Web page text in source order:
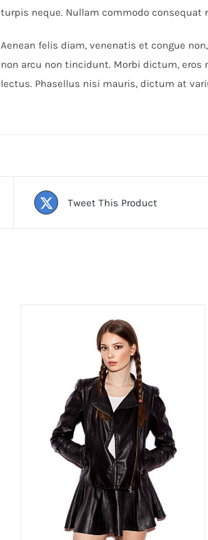
turpis neque. Nullam commodo consequat
Aenean felis diam, venenatis et congue
non arcu non tincidunt. Morbi dictum,
lectus. Phasellus nisi mauris, dictum at
Tweet This Product